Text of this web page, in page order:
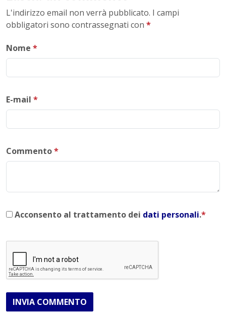
L'indirizzo email non verrà pubblicato. I campi
obbligatori sono contrassegnati con *
Nome *
E-mail *
Commento*
Acconsento al trattamento dei dati personali.*
INVIA COMMENTO